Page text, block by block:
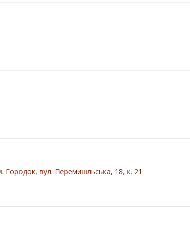
Городок, вул. Перемишльська, 18, к. 21